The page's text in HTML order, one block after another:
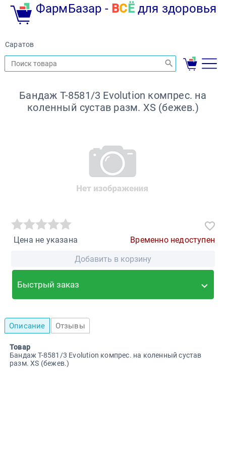
ФармБазар - ВС Ёдля здоровья
Саратов
Бандаж Т-8581/3 Evolution компрес. на
коленный сустав разм. XS (бежев.)
Цена не указана
Временно недоступен
Добавить в корзину
Быстрый заказ
Описание Отзывы
Товар
Бандаж Т-8581/3 Evolution компрес. на коленный сустав
разм. XS (бежев.)